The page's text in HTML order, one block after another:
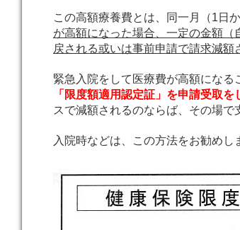
この高額療養費とは、同一月（1日
が高額になった場合、一定の金額
戻される或いは事前申請で請求減額
緊急入院をして医療費が高額にな
「限度額適用認定証」を申請受取を
スで減額されるのならば、その場で
入院時などは、この方法をお勧めし